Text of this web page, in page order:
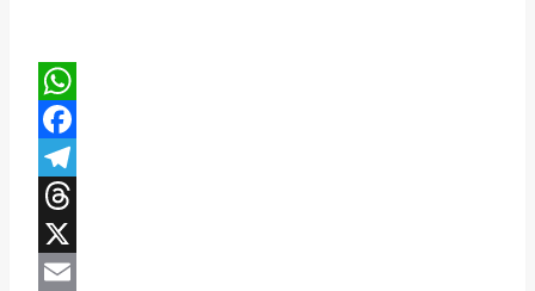
WhatsApp
Facebook
Telegram
Threads
X